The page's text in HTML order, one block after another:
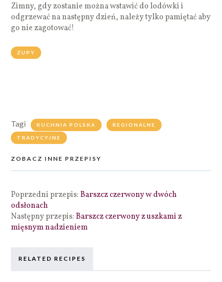
Zimny, gdy zostanie można wstawić do lodówki i
odgrzewać na następny dzień, należy tylko pamiętać aby
go nie zagotować!
ZUPY
Tagi KUCHNIA POLSKA REGIONALNE
TRADYCYJNE
ZOBACZ INNE PRZEPISY
Poprzedni przepis:Barszcz czerwony w dwóch
odsłonach
Następny przepis:Barszcz czerwony z uszkami z
mięsnym nadzieniem
RELATED RECIPES